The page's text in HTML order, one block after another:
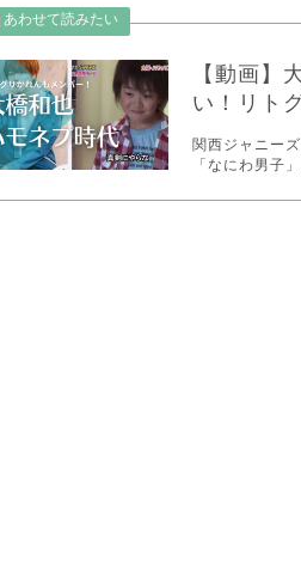
【動画】
い！リト
関西ジャニー
「なにわ男子